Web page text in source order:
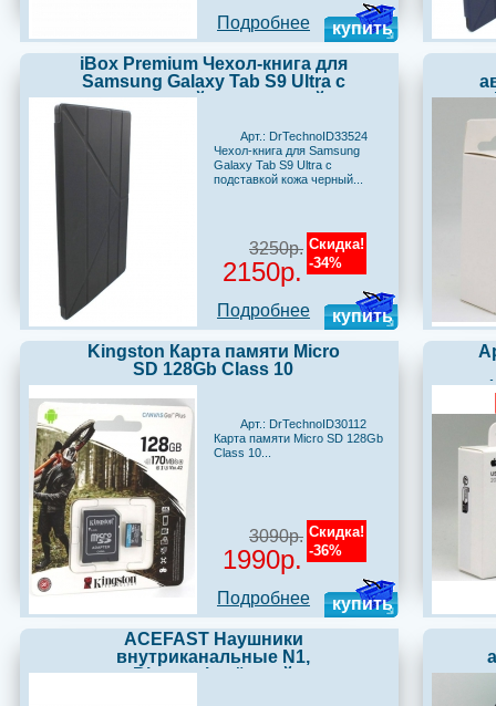
Подробнее купить
iBox Premium Чехол-книга для
Samsung Galaxy Tab S9 Ultra с
подставкой кожа черный
Арт.: DrTechnoID33524
Чехол-книга для Samsung
Galaxy Tab S9 Ultra с
подставкой кожа черный...
3250р. Скидка!
-34%
2150р.
Подробнее купить
Kingston Карта памяти Micro
SD 128Gb Class 10
Арт.: DrTechnoID30112
Карта памяти Micro SD 128Gb
Class 10...
3090р. Скидка!
-36%
1990р.
Подробнее купить
ACEFAST Наушники
внутриканальные N1,
Bluetooth, чёрный